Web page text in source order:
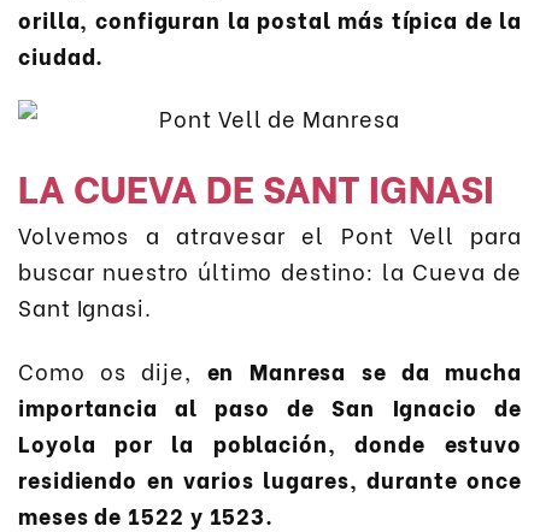
orilla, configuran la postal más típica de la
ciudad.
LA CUEVA DE SANT IGNASI
Volvemos a atravesar el Pont Vell para
buscar nuestro último destino: la Cueva de
Sant Ignasi.
Como os dije, en Manresa se da mucha
importancia al paso de San Ignacio de
Loyola por la población, donde estuvo
residiendo en varios lugares, durante once
meses de 1522 y 1523.